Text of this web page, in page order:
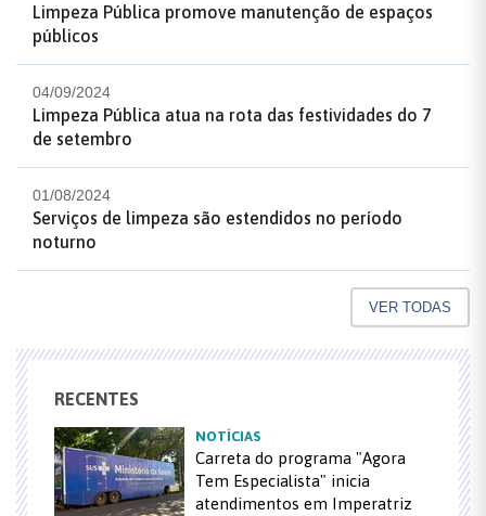
Limpeza Pública promove manutenção de espaços
públicos
04/09/2024
Limpeza Pública atua na rota das festividades do 7
de setembro
01/08/2024
Serviços de limpeza são estendidos no período
noturno
VER TODAS
RECENTES
NOTÍCIAS
Carreta do programa "Agora
Tem Especialista" inicia
atendimentos em Imperatriz